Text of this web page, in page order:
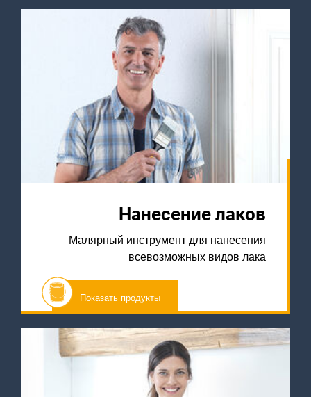
Нанесение лаков
Малярный инструмент для нанесения
всевозможных видов лака
Показать продукты